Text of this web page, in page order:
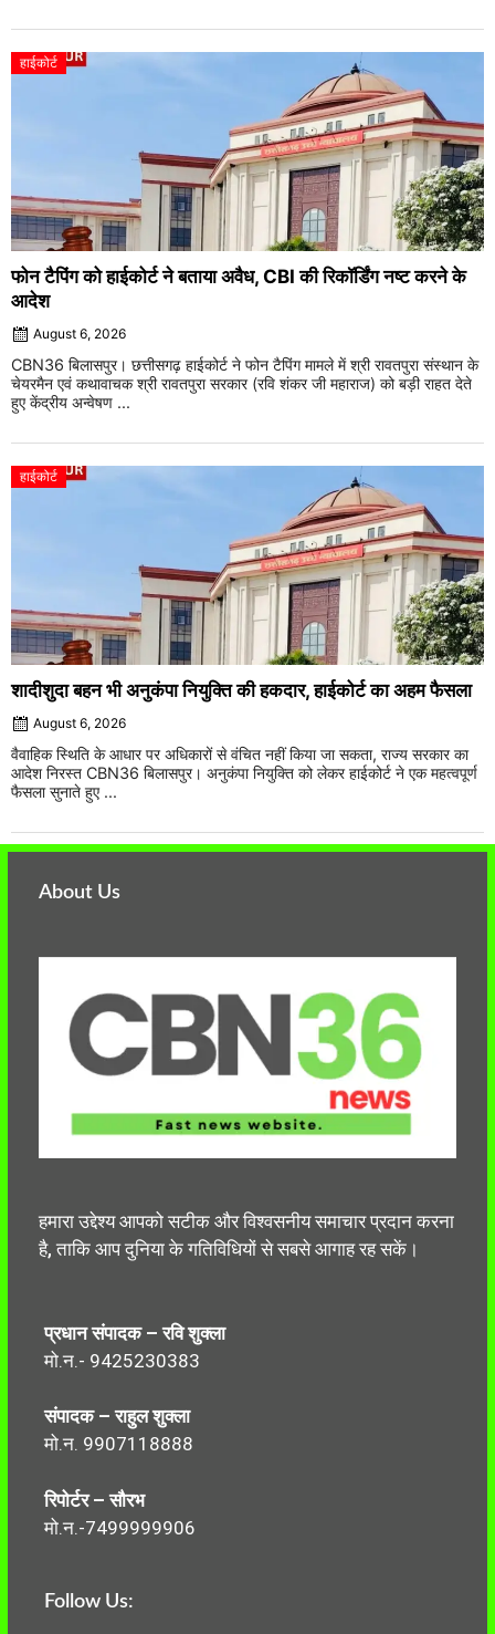
हाईकोर्ट
फोन टैपिंग को हाईकोर्ट ने बताया अवैध, CBI की रिकॉर्डिंग नष्ट करने के
आदेश
August 6, 2026
CBN36 बिलासपुर। छत्तीसगढ़ हाईकोर्ट ने फोन टैपिंग मामले में श्री रावतपुरा संस्थान के
चेयरमैन एवं कथावाचक श्री रावतपुरा सरकार (रवि शंकर जी महाराज) को बड़ी राहत देते
हुए केंद्रीय अन्वेषण ...
हाईकोर्ट
शादीशुदा बहन भी अनुकंपा नियुक्ति की हकदार, हाईकोर्ट का अहम फैसला
August 6, 2026
वैवाहिक स्थिति के आधार पर अधिकारों से वंचित नहीं किया जा सकता, राज्य सरकार का
आदेश निरस्त CBN36 बिलासपुर। अनुकंपा नियुक्ति को लेकर हाईकोर्ट ने एक महत्वपूर्ण
फैसला सुनाते हुए ...
About Us
हमारा उद्देश्य आपको सटीक और विश्वसनीय समाचार प्रदान करना
है, ताकि आप दुनिया के गतिविधियों से सबसे आगाह रह सकें।
प्रधान संपादक – रवि शुक्ला
मो.न.- 9425230383
संपादक – राहुल शुक्ला
मो.न. 9907118888
रिपोर्टर – सौरभ
मो.न.-7499999906
Follow Us: